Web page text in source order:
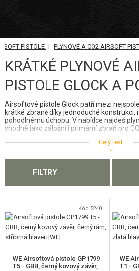
KATEGORIE
AIRSOFTOVÉ ZBRANĚ
AIRSOFT PISTOLE
ELEKTRICKÉ AIRSOFT PISTOLE (AEP)
PLYNOVÉ A CO2 AIRSOFT PISTOLE
1911, HI-CAPA, MEU
M9, M92
P08, P38
DE .50AE
PISTOLE | PLYNOVÉ A CO2 AIRSOFT
KRÁTKÉ PLYNOVÉ
PISTOLE GLOCK A
Airsoftové pistole Glock patří mezi
krátké zbraně díky jednoduché konstrukci,
pohodlnému úchopu. V nabídce najdeš
vhodné jako záložní i primární zbraň pro
Celý text
FILTRY
Kód 5240
WE Airsoftová pistole GP1799
T5 - GBB, černý kovový závěr,
WE
T1 -